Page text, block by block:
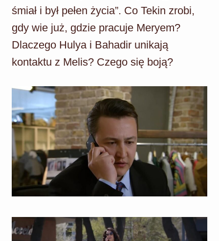
śmiał i był pełen życia”. Co Tekin zrobi,
gdy wie już, gdzie pracuje Meryem?
Dlaczego Hulya i Bahadir unikają
kontaktu z Melis? Czego się boją?